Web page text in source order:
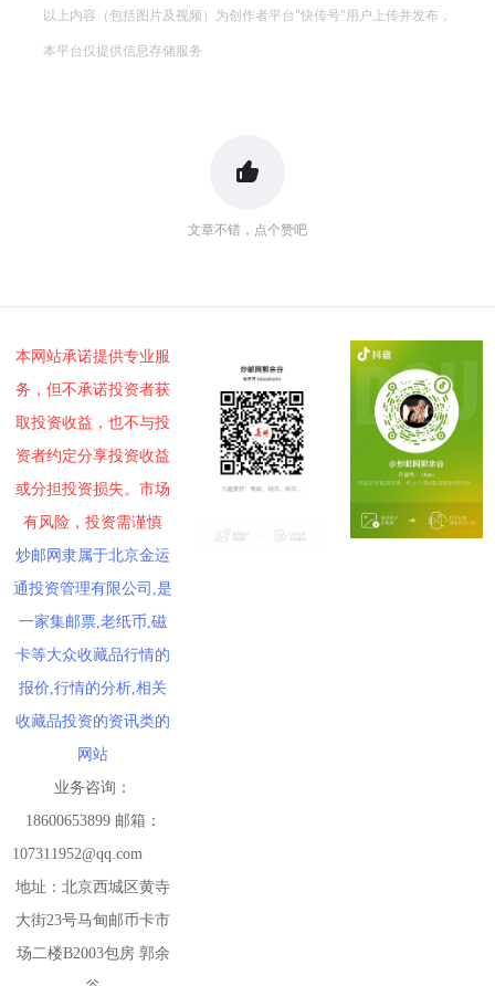
以上内容（包括图片及视频）为创作者平台"快传号"用户上传并发布，
本平台仅提供信息存储服务
文章不错，点个赞吧
本网站承诺提供专业服
务，但不承诺投资者获
取投资收益，也不与投
资者约定分享投资收益
或分担投资损失。市场
有风险，投资需谨慎
炒邮网隶属于北京金运
通投资管理有限公司,是
一家集邮票,老纸币,磁
卡等大众收藏品行情的
报价,行情的分析,相关
收藏品投资的资讯类的
网站
业务咨询：
18600653899 邮箱：
107311952@qq.com
地址：北京西城区黄寺
大街23号马甸邮币卡市
场二楼B2003包房 郭余